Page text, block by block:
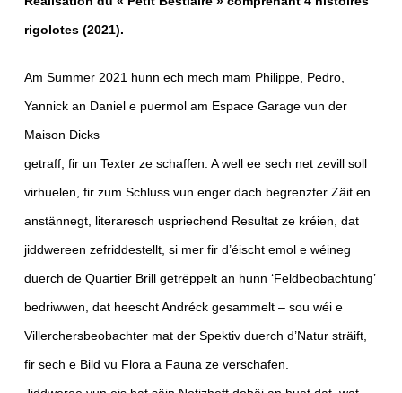
rigolotes (2021).
Am Summer 2021 hunn ech mech mam Philippe, Pedro,
Yannick an Daniel e puermol am Espace Garage vun der
Maison Dicks
getraff, fir un Texter ze schaffen. A well ee sech net zevill soll
virhuelen, fir zum Schluss vun enger dach begrenzter Zäit en
anstännegt, literaresch uspriechend Resultat ze kréien, dat
jiddwereen zefriddestellt, si mer fir d’éischt emol e wéineg
duerch de Quartier Brill getrëppelt an hunn ‘Feldbeobachtung’
bedriwwen, dat heescht Andréck gesammelt – sou wéi e
Villerchersbeobachter mat der Spektiv duerch d’Natur sträift,
fir sech e Bild vu Flora a Fauna ze verschafen.